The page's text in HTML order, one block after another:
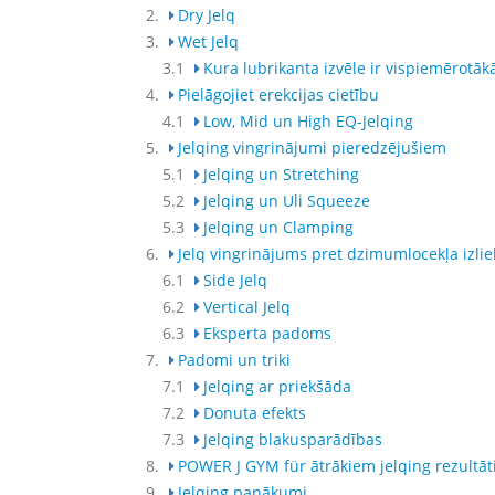
2.
Dry Jelq
3.
Wet Jelq
3.1
Kura lubrikanta izvēle ir
4.
Pielāgojiet erekcijas cietību
4.1
Low, Mid un High EQ-Jelqing
5.
Jelqing vingrinājumi pieredzējušiem
5.1
Jelqing un Stretching
5.2
Jelqing un Uli Squeeze
5.3
Jelqing un Clamping
6.
Jelq vingrinājums pret dzimumlocekļa
6.1
Side Jelq
6.2
Vertical Jelq
6.3
Eksperta padoms
7.
Padomi un triki
7.1
Jelqing ar priekšāda
7.2
Donuta efekts
7.3
Jelqing blakusparādības
8.
POWER J GYM für ātrākiem jelqing